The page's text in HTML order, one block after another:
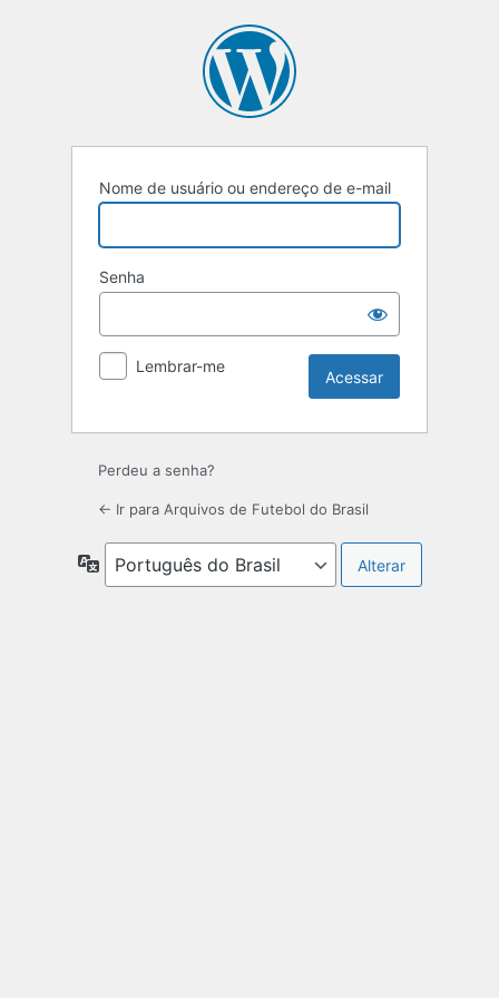
Nome de usuário ou endereço de e-mail
Senha
Lembrar-me
Perdeu a senha?
← Ir para Arquivos de Futebol do Brasil
Idioma